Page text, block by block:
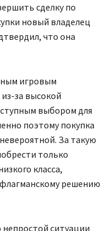
сделку по
новый владелец
что она
игровым
за высокой
выбором для
поэтому покупка
За такую
только
класса,
решению
ситуации